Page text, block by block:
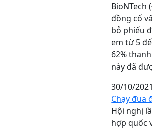
BioNTech
đồng cố
bỏ phiếu
em từ 5
62%
này đã
30/10/2021
Chạy đua
Hội nghị
hợp quốc